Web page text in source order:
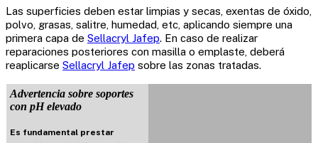
Las superficies deben estar limpias y secas, exentas de óxido,
polvo, grasas, salitre, humedad, etc, aplicando siempre una
primera capa de Sellacryl Jafep. En caso de realizar
reparaciones posteriores con masilla o emplaste, deberá
reaplicarse Sellacryl Jafep sobre las zonas tratadas.
Advertencia sobre soportes
con pH elevado
Es fundamental prestar